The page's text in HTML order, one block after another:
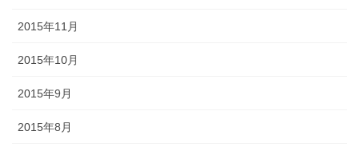
2015年11月
2015年10月
2015年9月
2015年8月